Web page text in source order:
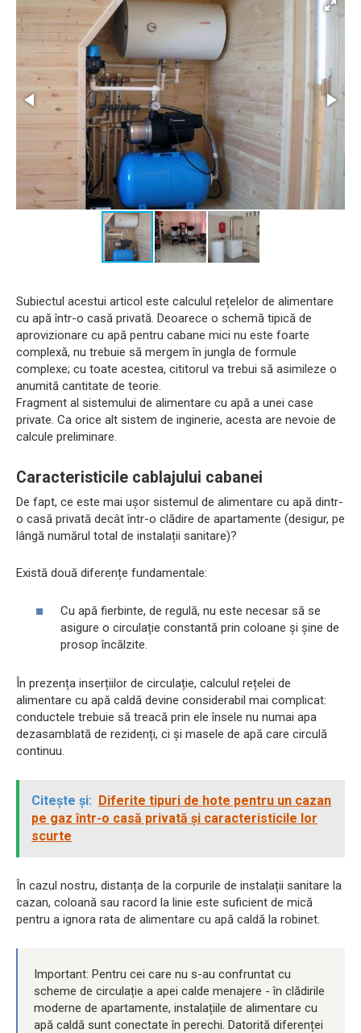
Subiectul acestui articol este calculul rețelelor de alimentare
cu apă într-o casă privată. Deoarece o schemă tipică de
aprovizionare cu apă pentru cabane mici nu este foarte
complexă, nu trebuie să mergem în jungla de formule
complexe; cu toate acestea, cititorul va trebui să asimileze o
anumită cantitate de teorie.
Fragment al sistemului de alimentare cu apă a unei case
private. Ca orice alt sistem de inginerie, acesta are nevoie de
calcule preliminare.
Caracteristicile cablajului cabanei
De fapt, ce este mai ușor sistemul de alimentare cu apă dintr-
o casă privată decât într-o clădire de apartamente (desigur, pe
lângă numărul total de instalații sanitare)?
Există două diferențe fundamentale:
Cu apă fierbinte, de regulă, nu este necesar să se
asigure o circulație constantă prin coloane și șine de
prosop încălzite.
În prezența inserțiilor de circulație, calculul rețelei de
alimentare cu apă caldă devine considerabil mai complicat:
conductele trebuie să treacă prin ele însele nu numai apa
dezasamblată de rezidenți, ci și masele de apă care circulă
continuu.
Citește și: Diferite tipuri de hote pentru un cazan
pe gaz într-o casă privată și caracteristicile lor
scurte
În cazul nostru, distanța de la corpurile de instalații sanitare la
cazan, coloană sau racord la linie este suficient de mică
pentru a ignora rata de alimentare cu apă caldă la robinet.
Important: Pentru cei care nu s-au confruntat cu
scheme de circulație a apei calde menajere - în clădirile
moderne de apartamente, instalațiile de alimentare cu
apă caldă sunt conectate în perechi. Datorită diferenței